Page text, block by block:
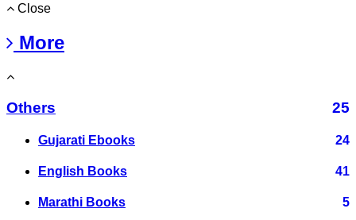
Close
More
Others 25
Gujarati Ebooks 24
English Books 41
Marathi Books 5